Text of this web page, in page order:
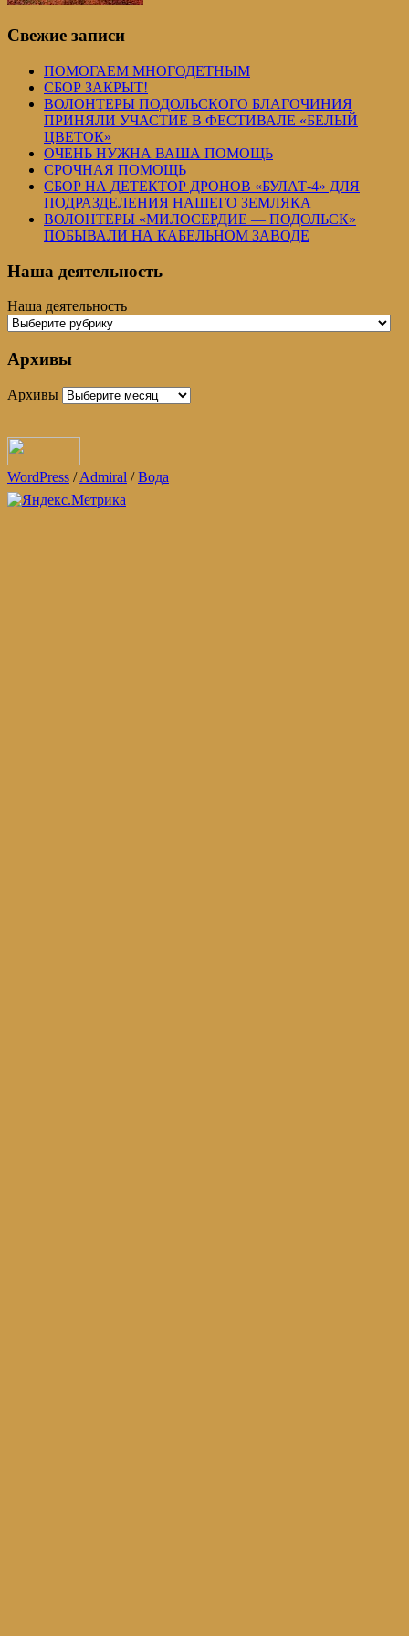
Свежие записи
ПОМОГАЕМ МНОГОДЕТНЫМ
СБОР ЗАКРЫТ!
ВОЛОНТЕРЫ ПОДОЛЬСКОГО БЛАГОЧИНИЯ
ПРИНЯЛИ УЧАСТИЕ В ФЕСТИВАЛЕ «БЕЛЫЙ
ЦВЕТОК»
ОЧЕНЬ НУЖНА ВАША ПОМОЩЬ
СРОЧНАЯ ПОМОЩЬ
СБОР НА ДЕТЕКТОР ДРОНОВ «БУЛАТ-4» ДЛЯ
ПОДРАЗДЕЛЕНИЯ НАШЕГО ЗЕМЛЯКА
ВОЛОНТЕРЫ «МИЛОСЕРДИЕ — ПОДОЛЬСК»
ПОБЫВАЛИ НА КАБЕЛЬНОМ ЗАВОДЕ
Наша деятельность
Наша деятельность
Архивы
Архивы
WordPress /Admiral /Вода